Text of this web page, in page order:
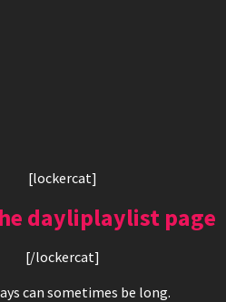
[lockercat]
dayliplaylist page
[/lockercat]
can sometimes be long.